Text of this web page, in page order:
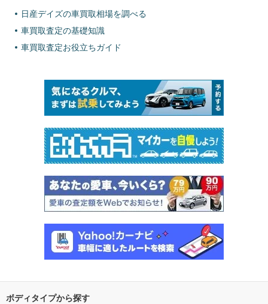
日産デイズの車買取相場を調べる
車買取査定の基礎知識
車買取査定お役立ちガイド
ボディタイプから探す